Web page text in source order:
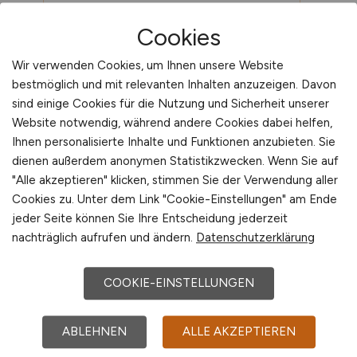
Jobs bei Ministerium für
Wirtschaft, Tourismus, Energie und
Klima Rheinland-Pfalz
Sie sind hier:
Startseite
Sitemap
Cookies
Wir verwenden Cookies, um Ihnen unsere Website
bestmöglich und mit relevanten Inhalten anzuzeigen. Davon
sind einige Cookies für die Nutzung und Sicherheit unserer
Website notwendig, während andere Cookies dabei helfen,
Ihnen personalisierte Inhalte und Funktionen anzubieten. Sie
dienen außerdem anonymen Statistikzwecken. Wenn Sie auf
"Alle akzeptieren" klicken, stimmen Sie der Verwendung aller
Cookies zu. Unter dem Link "Cookie-Einstellungen" am Ende
jeder Seite können Sie Ihre Entscheidung jederzeit
nachträglich aufrufen und ändern. Datenschutzerklärung
COOKIE-EINSTELLUNGEN
ABLEHNEN ALLE AKZEPTIEREN